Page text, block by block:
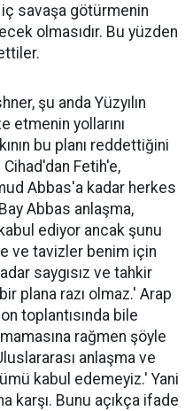
iç savaşa götürmenin
olmasıdır. Bu yüzden
şu anda Yüzyılın
etmenin yollarını
bu planı reddettiğini
Fetih'e,
Abbas'a kadar herkes
Abbas anlaşma,
ediyor ancak şunu
ve tavizler benim için
saygısız ve tahkir
plana razı olmaz.' Arap
toplantısında bile
rağmen şöyle
anlaşma ve
kabul edemeyiz.' Yani
karşı. Bunu açıkça ifade